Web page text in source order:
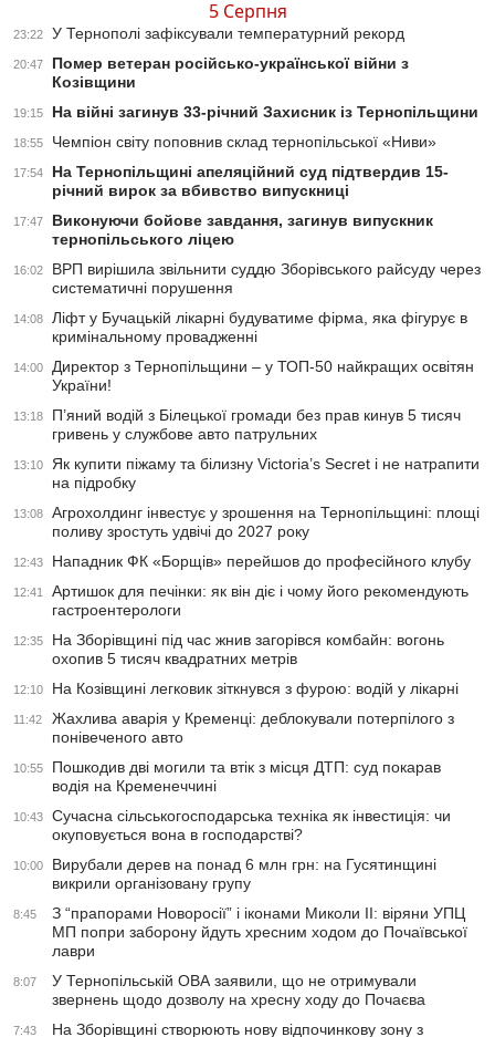
5 Серпня
23:22 У Тернополі зафіксували температурний рекорд
20:47
Помер ветеран російсько-української війни з
Козівщини
19:15 На війні загинув 33-річний Захисник із Тернопільщини
18:55 Чемпіон світу поповнив склад тернопільської «Ниви»
17:54
На Тернопільщині апеляційний суд підтвердив 15-
річний вирок за вбивство випускниці
17:47
Виконуючи бойове завдання, загинув випускник
тернопільського ліцею
16:02
ВРП вирішила звільнити суддю Зборівського райсуду через
систематичні порушення
14:08
Ліфт у Бучацькій лікарні будуватиме фірма, яка фігурує в
кримінальному провадженні
14:00
Директор з Тернопільщини – у ТОП-50 найкращих освітян
України!
13:18
П’яний водій з Білецької громади без прав кинув 5 тисяч
гривень у службове авто патрульних
13:10
Як купити піжаму та білизну Victoria’s Secret і не натрапити
на підробку
13:08
Агрохолдинг інвестує у зрошення на Тернопільщині: площі
поливу зростуть удвічі до 2027 року
12:43 Нападник ФК «Борщів» перейшов до професійного клубу
12:41
Артишок для печінки: як він діє і чому його рекомендують
гастроентерологи
12:35
На Зборівщині під час жнив загорівся комбайн: вогонь
охопив 5 тисяч квадратних метрів
12:10 На Козівщині легковик зіткнувся з фурою: водій у лікарні
11:42
Жахлива аварія у Кременці: деблокували потерпілого з
понівеченого авто
10:55
Пошкодив дві могили та втік з місця ДТП: суд покарав
водія на Кременеччині
10:43
Сучасна сільськогосподарська техніка як інвестиція: чи
окуповується вона в господарстві?
10:00
Вирубали дерев на понад 6 млн грн: на Гусятинщині
викрили організовану групу
8:45
З “прапорами Новоросії” і іконами Миколи ІІ: віряни УПЦ
МП попри заборону йдуть хресним ходом до Почаївської
лаври
8:07
У Тернопільській ОВА заявили, що не отримували
звернень щодо дозволу на хресну ходу до Почаєва
7:43
На Зборівщині створюють нову відпочинкову зону з